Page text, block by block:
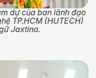
dự của ban lãnh đạo
TP.HCM (HUTECH)
Jaxtina.